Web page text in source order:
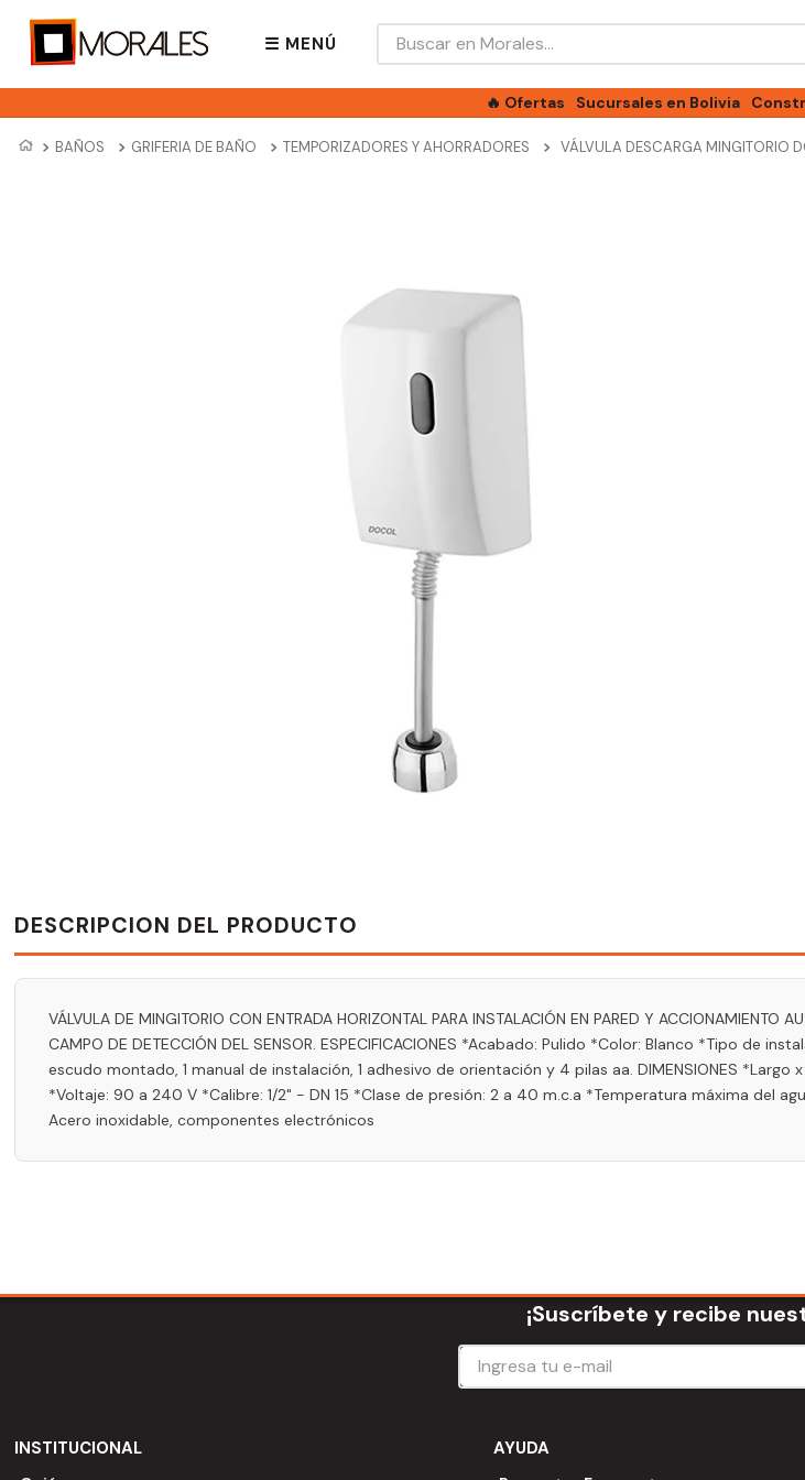
☰ MENÚ
Buscar en Morales...
🔥 Ofertas Sucursales en Bolivia
BAÑOS GRIFERIA DE BAÑO TEMPORIZADORES Y AHORRADORES VÁLVULA DESCARGA MINGITORIO
DESCRIPCION DEL PRODUCTO
VÁLVULA DE MINGITORIO CON ENTRADA HORIZONTAL PARA INSTALACIÓN EN PARED Y
CAMPO DE DETECCIÓN DEL SENSOR. ESPECIFICACIONES *Acabado: Pulido *Color: Blanco *Tipo de
escudo montado, 1 manual de instalación, 1 adhesivo de orientación y 4 pilas aa. DIMENSIONES
*Voltaje: 90 a 240 V *Calibre: 1/2" - DN 15 *Clase de presión: 2 a 40 m.c.a *Temperatura máxima del
Acero inoxidable, componentes electrónicos
¡Suscríbete y recibe
INSTITUCIONAL AYUDA